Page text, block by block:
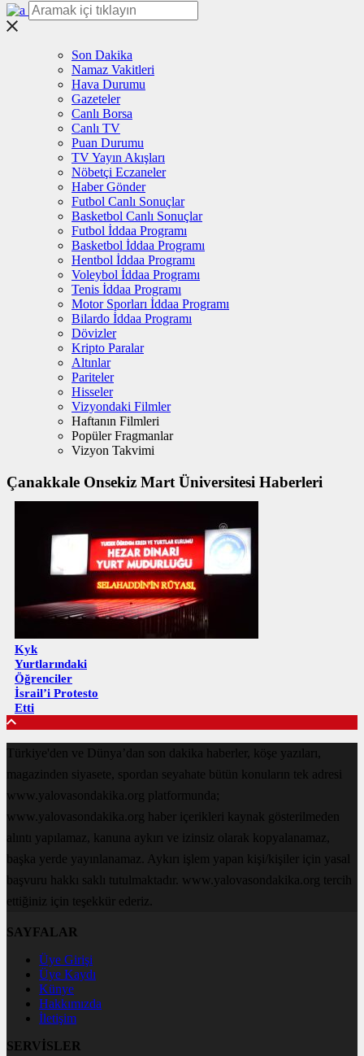
Son Dakika
Namaz Vakitleri
Hava Durumu
Gazeteler
Canlı Borsa
Canlı TV
Puan Durumu
TV Yayın Akışları
Nöbetçi Eczaneler
Haber Gönder
Futbol Canlı Sonuçlar
Basketbol Canlı Sonuçlar
Futbol İddaa Programı
Basketbol İddaa Programı
Hentbol İddaa Programı
Voleybol İddaa Programı
Tenis İddaa Programı
Motor Sporları İddaa Programı
Bilardo İddaa Programı
Dövizler
Kripto Paralar
Altınlar
Pariteler
Hisseler
Vizyondaki Filmler
Haftanın Filmleri
Popüler Fragmanlar
Vizyon Takvimi
Çanakkale Onsekiz Mart Üniversitesi Haberleri
Kyk
Yurtlarındaki
Öğrenciler
İsrail’i Protesto
Etti
Türkiye'den ve Dünya’dan son dakika haberler, köşe yazıları,
magazinden siyasete, spordan seyahate bütün konuların tek adresi
www.yalovasondakika.org platformunda;
www.yalovasondakika.org haber içerikleri kaynak gösterilmeden
alıntı yapılamaz, kanuna aykırı ve izinsiz olarak kopyalanamaz,
başka yerde yayınlanamaz. Aykırı işlem yapan kişi/kişiler için yasal
başvuru hakkı saklı tutulmaktadır. www.yalovasondakika.org tercih
ettiğiniz için teşekkür ederiz.
SAYFALAR
Üye Girişi
Üye Kaydı
Künye
Hakkımızda
İletişim
SERVİSLER